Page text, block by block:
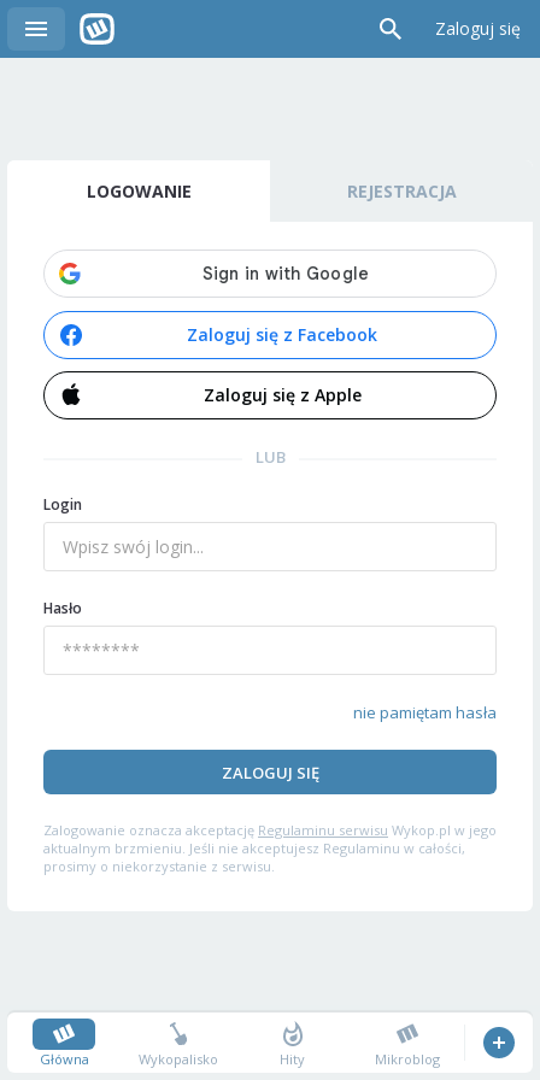
Zaloguj się
LOGOWANIE REJESTRACJA
Zaloguj się z Facebook
Zaloguj się z Apple
LUB
Login
Hasło
nie pamiętam hasła
ZALOGUJ SIĘ
Zalogowanie oznacza akceptację Regulaminu serwisu Wykop.pl w jego
aktualnym brzmieniu. Jeśli nie akceptujesz Regulaminu w całości,
prosimy o niekorzystanie z serwisu.
Główna Wykopalisko Hity Mikroblog